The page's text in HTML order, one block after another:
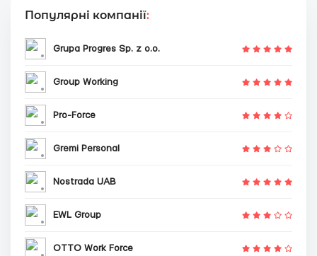
Популярні компанії:
Grupa Progres Sp. z o.o.
Group Working
Pro-Force
Gremi Personal
Nostrada UAB
EWL Group
OTTO Work Force